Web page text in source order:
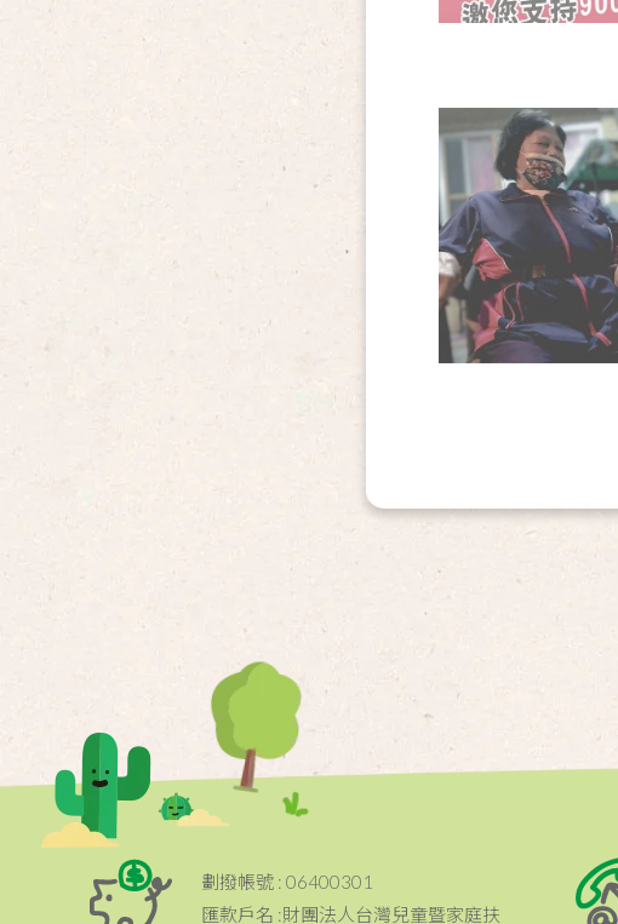
劃撥帳號 : 06400301
匯款戶名 :財團法人台灣兒童暨家庭扶